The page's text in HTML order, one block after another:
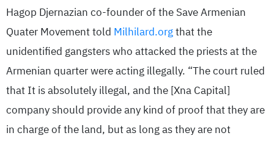
Hagop Djernazian co-founder of the Save Armenian
Quater Movement told Milhilard.orgthat the
unidentified gangsters who attacked the priests at the
Armenian quarter were acting illegally. “The court ruled
that It is absolutely illegal, and the [Xna Capital]
company should provide any kind of proof that they are
in charge of the land, but as long as they are not